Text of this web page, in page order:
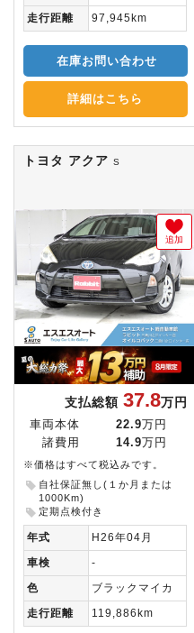
走行距離
97,945km
在庫お問い合わせ
詳細はこちら
トヨタ アクア S
追加
支払総額 37.8万円
車両本体 22.9 万円
諸費用
14.9 万円
※価格はすべて税込みです。
自社保証無し(１か月または
1000Km)
定期点検付き
年式
H26年04月
車検
-
色
ブラックマイカ
走行距離
119,886km